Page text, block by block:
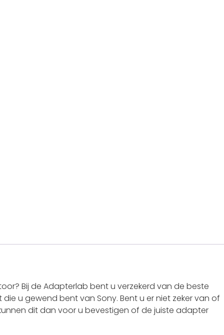
Bij de Adapterlab bent u verzekerd van de beste
u gewend bent van Sony. Bent u er niet zeker van of
dit dan voor u bevestigen of de juiste adapter